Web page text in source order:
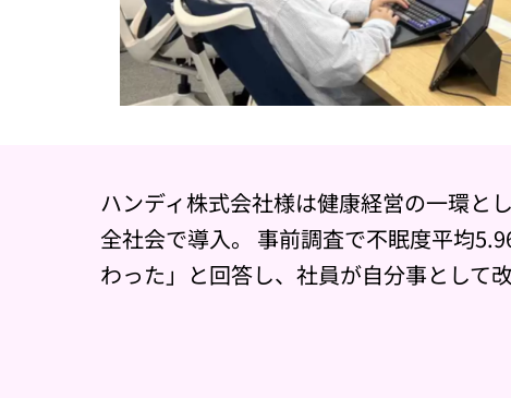
ハンディ株式会社様は健康経営の一環と
全社会で導入。 事前調査で不眠度平均
わった」と回答し、社員が自分事として